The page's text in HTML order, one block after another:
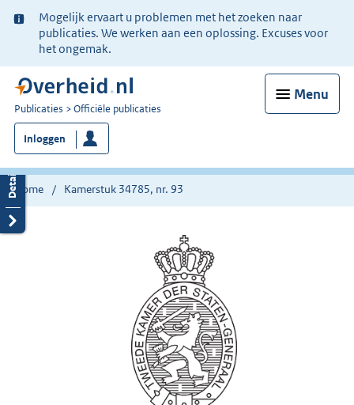
Ter
informatie:
Mogelijk ervaart u problemen met het zoeken naar
publicaties. We werken aan een oplossing. Excuses voor
het ongemak.
Menu
U
bent
nu
hier:
Publicaties Officiële publicaties
Inloggen
Home Kamerstuk 34785, nr. 93